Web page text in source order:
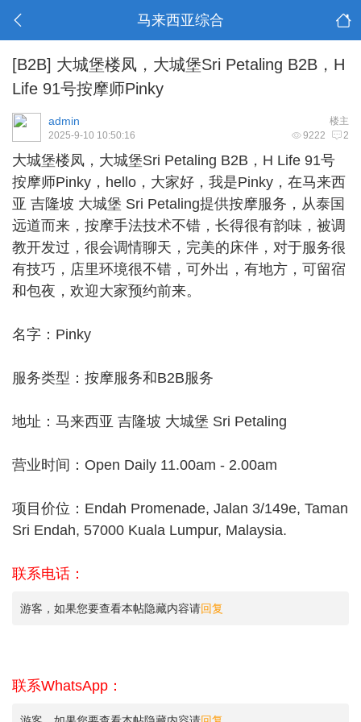
马来西亚综合
[B2B] 大城堡楼凤，大城堡Sri Petaling B2B，H
Life 91号按摩师Pinky
楼主
admin
9222 2
2025-9-10 10:50:16
大城堡楼凤 ，大城堡Sri Petaling B2B，H Life 91号
按摩师Pinky，hello，大家好，我是Pinky，在马来西
亚 吉隆坡 大城堡 Sri Petaling提供按摩服务，从泰国
远道而来，按摩手法技术不错，长得很有韵味，被调
教开发过，很会调情聊天，完美的床伴，对于服务很
有技巧，店里环境很不错，可外出，有地方，可留宿
和包夜，欢迎大家预约前来。
名字：Pinky
服务类型：按摩服务和B2B服务
地址：马来西亚 吉隆坡 大城堡 Sri Petaling
营业时间：Open Daily 11.00am - 2.00am
项目价位：Endah Promenade, Jalan 3/149e, Taman
Sri Endah, 57000 Kuala Lumpur, Malaysia.
联系电话：
游客，如果您要查看本帖隐藏内容请回复
联系WhatsApp：